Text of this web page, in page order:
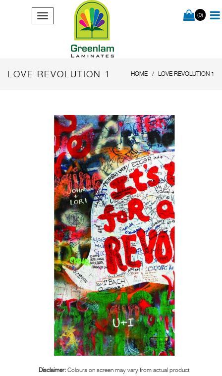
(0)
LOVE REVOLUTION 1 HOME LOVE REVOLUTION 1
Disclaimer: Colours on screen may vary from actual product